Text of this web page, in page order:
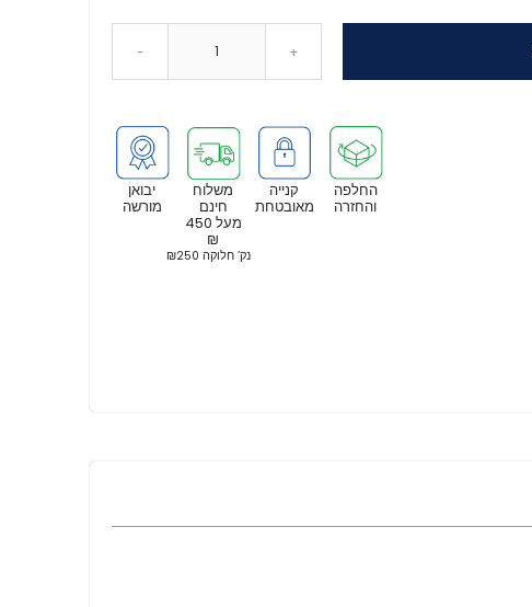
- +
יבואן
מורשה
משלוח
חינם
מעל 450
₪
נק’ חלוקה ₪250
קנייה
מאובטחת
החלפה
והחזרה